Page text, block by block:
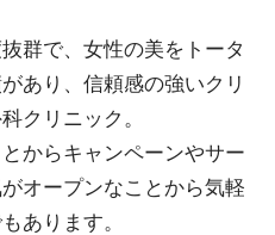
群で、女性の美をトータ
あり、信頼感の強いクリ
クリニック。
からキャンペーンやサー
オープンなことから気軽
あります。